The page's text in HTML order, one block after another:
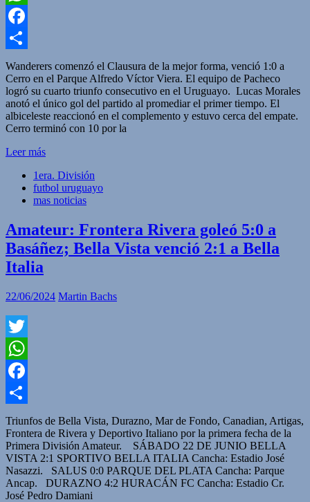
WhatsApp
Facebook
Compartir
Wanderers comenzó el Clausura de la mejor forma, venció 1:0 a
Cerro en el Parque Alfredo Víctor Viera. El equipo de Pacheco
logró su cuarto triunfo consecutivo en el Uruguayo. Lucas Morales
anotó el único gol del partido al promediar el primer tiempo. El
albiceleste reaccionó en el complemento y estuvo cerca del empate.
Cerro terminó con 10 por la
Leer más
1era. División
futbol uruguayo
mas noticias
Amateur: Frontera Rivera goleó 5:0 a
Basáñez; Bella Vista venció 2:1 a Bella
Italia
22/06/2024 Martin Bachs
Twitter
WhatsApp
Facebook
Compartir
Triunfos de Bella Vista, Durazno, Mar de Fondo, Canadian, Artigas,
Frontera de Rivera y Deportivo Italiano por la primera fecha de la
Primera División Amateur. SÁBADO 22 DE JUNIO BELLA
VISTA 2:1 SPORTIVO BELLA ITALIA Cancha: Estadio José
Nasazzi. SALUS 0:0 PARQUE DEL PLATA Cancha: Parque
Ancap. DURAZNO 4:2 HURACÁN FC Cancha: Estadio Cr.
José Pedro Damiani